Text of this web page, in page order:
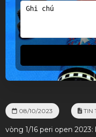
08/10/2023 TIN
vòng 1/16 peri open